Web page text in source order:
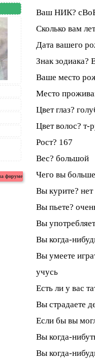
Ваш НИК?
Сколько вам
Дата вашего
Знак зодиака?
Ваше место
Место
Цвет глаз?
Цвет волос? т-
Рост? 167
Вес? большой
Чего вы
Вы курите? нет
Вы пьете?
Вы
Вы когда-
Вы умеете
учусь
Есть ли у вас
Вы страдаете
Если бы вы
Вы когда-
Вы когда-